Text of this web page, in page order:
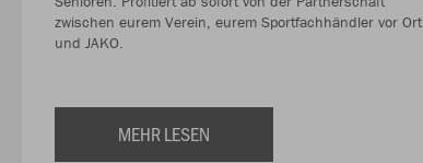
zwischen eurem Verein, eurem Sportfachhändler vor Ort
und JAKO.
MEHR LESEN